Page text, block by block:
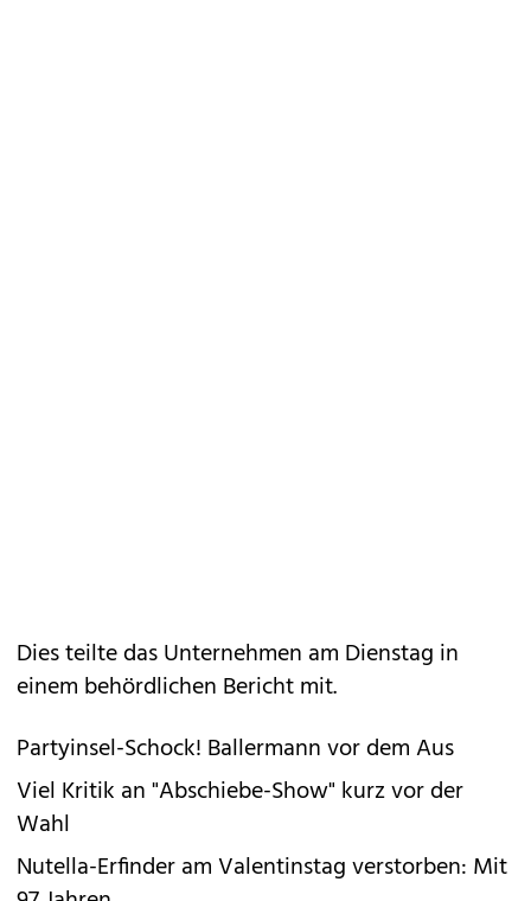
Dies teilte das Unternehmen am Dienstag in
einem behördlichen Bericht mit.
Partyinsel-Schock! Ballermann vor dem Aus
Viel Kritik an "Abschiebe-Show" kurz vor der
Wahl
Nutella-Erfinder am Valentinstag verstorben: Mit